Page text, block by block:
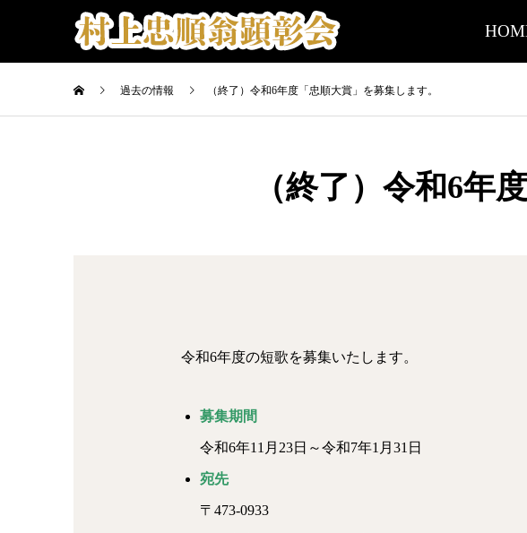
過去の情報 （終了）令和6年度「忠順大賞」を募集します。
（終了）令和6年
令和6年度の短歌を募集いたします。
募集期間
令和6年11月23日～令和7年1月31日
宛先
〒473-0933